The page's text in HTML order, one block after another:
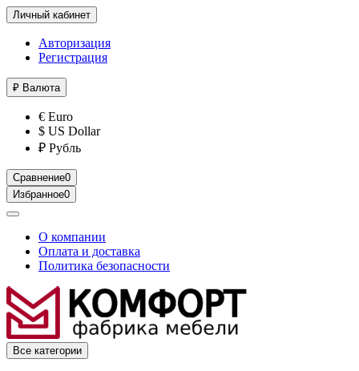
Личный кабинет
Авторизация
Регистрация
₽ Валюта
€ Euro
$ US Dollar
₽ Рубль
Сравнение0
Избранное0
О компании
Оплата и доставка
Политика безопасности
Все категории